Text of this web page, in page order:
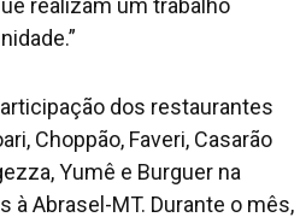
realizam um trabalho
dos restaurantes
Choppão, Faveri, Casarão
Yumê e Burguer na
à Abrasel-MT. Durante o mês,